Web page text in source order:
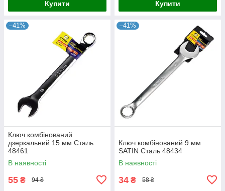
Купити Купити
–41%
Ключ комбінований
дзеркальний 15 мм Сталь
48461
В наявності
55 ₴ 94 ₴
–41%
Ключ комбінований 9 мм
SATIN Сталь 48434
В наявності
34 ₴ 58 ₴